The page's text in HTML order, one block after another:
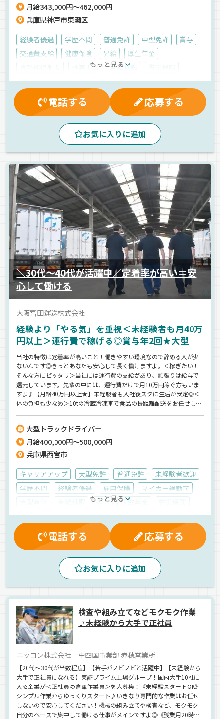
月給343,000円～462,000円
兵庫県神戸市東灘区
経験者優遇 学歴不問 普通免許 中型免許
賞与
交通費支給
健康保険 昇給
厚生年金
残業手当 有給休暇
雇用保険
深夜手当 家族手当 朝 真夜中
昼
拠点多数 カゴ車輸送
地場
箱車 正社員
もっと見る
電話する 応募する
お気に入りに追加
＼30代～40代が活躍中／定着率が高い＝安
心して働ける
大阪宮田運送株式会社
経験より「やる気」を重視＜未経験者も月40万
円以上＞運行費で稼げる◎賞与年2回★大型
当社の特徴は定着率が高いこと！働きやすい環境なので辞める人が少
ないんです◎きっとあなたも安心して長く働けますよ。＜稼ぎたい！
そんな方にピッタリ＞当社には運行費の支給があり、頑張りは給与で
還元しています。先輩の中には、運行費だけで月10万円稼ぐ方もいま
すよ♪【月給40万円以上★】未経験者も入社後スグに生活が安定◎＜
体の負担も少なめ＞10tの冷蔵冷凍車で食品の長距離配送をお任せしま
大型トラックドライバー
月給400,000円～500,000円
兵庫県西宮市
キャリアアップ 大型免許 普通免許
未経験者歓迎
学歴不問
経験者優遇 雇用保険
マイカー通勤可
賞与 厚生年金
健康保険
再雇用制度 退職金制度
家族手当
休日出勤割増金
制服・作業着貸与
能率評価
資格取得制度
交通費支給 夕方 夜
ドライブレコーダー
1人1台専用車
AT可
バックアイモニター装備
カーナビ搭載
長距離
ETC搭載
ジョロダー・ジョルダー
食品
冷蔵・冷凍車
正社員
もっと見る
電話する 応募する
お気に入りに追加
検査や組み立てなどモクモク作業
♪未経験から大手で正社員
ニッコン株式会社 中四国事業部 赤穂営業所
【20代～30代が半数程度】【若手がノビノビと活躍中】【未経験から
大手で正社員になれる】東証プライム上場グループ！国内大手10社に
入る企業が＜正社員の倉庫作業員＞を大募集！《未経験スタートOK》
シンプル作業からゆっくりスタート♪いきなり専門的な作業はお任せ
しないので安心してください！機械の組み立てや検査など、モクモク
自分のペースで集中して働ける仕事がメインですよ◎《残業月20時間